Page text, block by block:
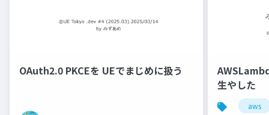
OAuth2.0 PKCEを UEでまじめに扱う
生やした
aws